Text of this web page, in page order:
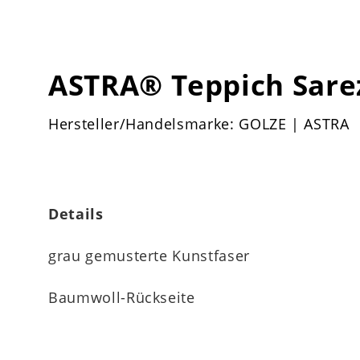
ASTRA® Teppich
Hersteller/Handelsmarke: GOLZE | ASTRA
Details
grau gemusterte Kunstfaser
Baumwoll-Rückseite